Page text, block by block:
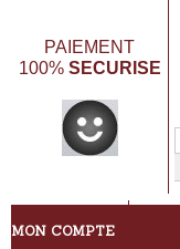
PAIEMENT
100% SECURISE
MON COMPTE